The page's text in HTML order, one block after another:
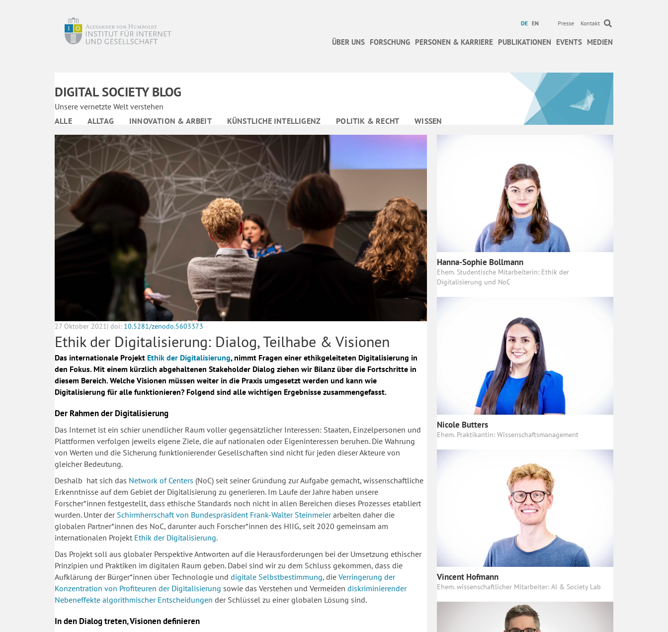
DE EN Presse Kontakt
ÜBER UNS FORSCHUNG PERSONEN & KARRIERE PUBLIKATIONEN EVENTS MEDIEN
DIGITAL SOCIETY BLOG
Unsere vernetzte Welt verstehen
ALLE
ALLTAG INNOVATION & ARBEIT KÜNSTLICHE INTELLIGENZ POLITIK & RECHT WISSEN
27 Oktober 2021| doi: 10.5281/zenodo.5603373
Ethik der Digitalisierung: Dialog, Teilhabe & Visionen
Das internationale Projekt Ethik der Digitalisierung, nimmt Fragen einer ethikgeleiteten Digitalisierung in
den Fokus. Mit einem kürzlich abgehaltenen Stakeholder Dialog ziehen wir Bilanz über die Fortschritte in
diesem Bereich. Welche Visionen müssen weiter in die Praxis umgesetzt werden und kann wie
Digitalisierung für alle funktionieren? Folgend sind alle wichtigen Ergebnisse zusammengefasst.
Der Rahmen der Digitalisierung
Das Internet ist ein schier unendlicher Raum voller gegensätzlicher Interessen: Staaten, Einzelpersonen und
Plattformen verfolgen jeweils eigene Ziele, die auf nationalen oder Eigeninteressen beruhen. Die Wahrung
von Werten und die Sicherung funktionierender Gesellschaften sind nicht für jeden dieser Akteure von
gleicher Bedeutung.
Deshalb hat sich das Network of Centers (NoC) seit seiner Gründung zur Aufgabe gemacht, wissenschaftliche
Erkenntnisse auf dem Gebiet der Digitalisierung zu generieren. Im Laufe der Jahre haben unsere
Forscher*innen festgestellt, dass ethische Standards noch nicht in allen Bereichen dieses Prozesses etabliert
wurden. Unter der Schirmherrschaft von Bundespräsident Frank-Walter Steinmeierarbeiten daher die
globalen Partner*innen des NoC, darunter auch Forscher*innen des HIIG, seit 2020 gemeinsam am
internationalen Projekt Ethik der Digitalisierung.
Das Projekt soll aus globaler Perspektive Antworten auf die Herausforderungen bei der Umsetzung ethischer
Prinzipien und Praktiken im digitalen Raum geben. Dabei sind wir zu dem Schluss gekommen, dass die
Aufklärung der Bürger*innen über Technologie und digitale Selbstbestimmung, die Verringerung der
Konzentration von Profiteuren der Digitalisierung sowie das Verstehen und Vermeiden diskriminierender
Nebeneffekte algorithmischer Entscheidungen der Schlüssel zu einer globalen Lösung sind.
In den Dialog treten, Visionen definieren
Hanna-Sophie Bollmann
Ehem. Studentische Mitarbeiterin: Ethik der
Digitalisierung und NoC
Nicole Butters
Ehem. Praktikantin: Wissenschaftsmanagement
Vincent Hofmann
Ehem. wissenschaftlicher Mitarbeiter: AI & Society Lab